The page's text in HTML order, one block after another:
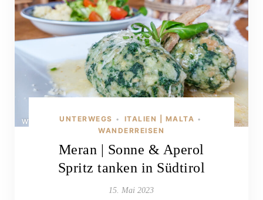
UNTERWEGS • ITALIEN | MALTA •
WANDERREISEN
Meran | Sonne & Aperol
Spritz tanken in Südtirol
15. Mai 2023